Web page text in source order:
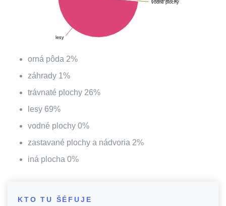
lesy
vodné plochy
orná pôda 2%
záhrady 1%
trávnaté plochy 26%
lesy 69%
vodné plochy 0%
zastavané plochy a nádvoria 2%
iná plocha 0%
KTO TU ŠÉFUJE